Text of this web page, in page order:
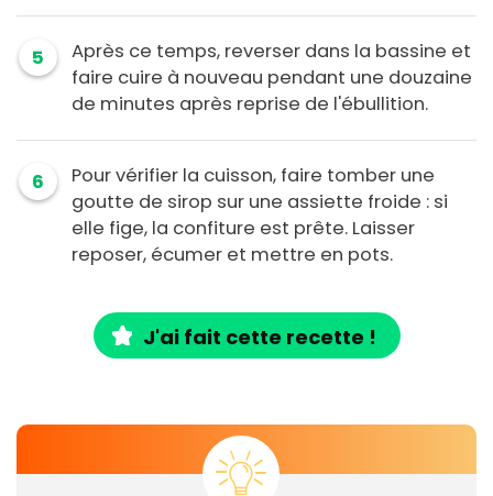
5
Après ce temps, reverser dans la bassine et
faire cuire à nouveau pendant une douzaine
de minutes après reprise de l'ébullition.
6
Pour vérifier la cuisson, faire tomber une
goutte de sirop sur une assiette froide : si
elle fige, la confiture est prête. Laisser
reposer, écumer et mettre en pots.
J'ai fait cette recette !